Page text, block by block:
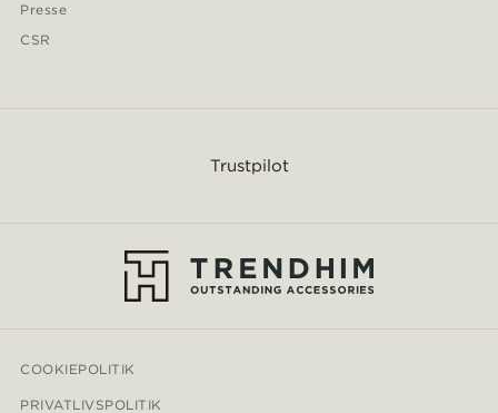
Presse
CSR
Trustpilot
COOKIEPOLITIK
PRIVATLIVSPOLITIK